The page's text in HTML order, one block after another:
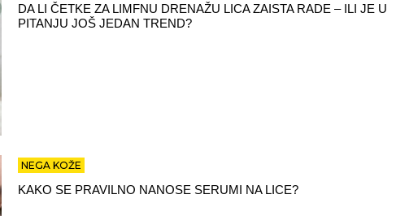
DA LI ČETKE ZA LIMFNU DRENAŽU LICA ZAISTA RADE – ILI JE U
PITANJU JOŠ JEDAN TREND?
NEGA KOŽE
KAKO SE PRAVILNO NANOSE SERUMI NA LICE?